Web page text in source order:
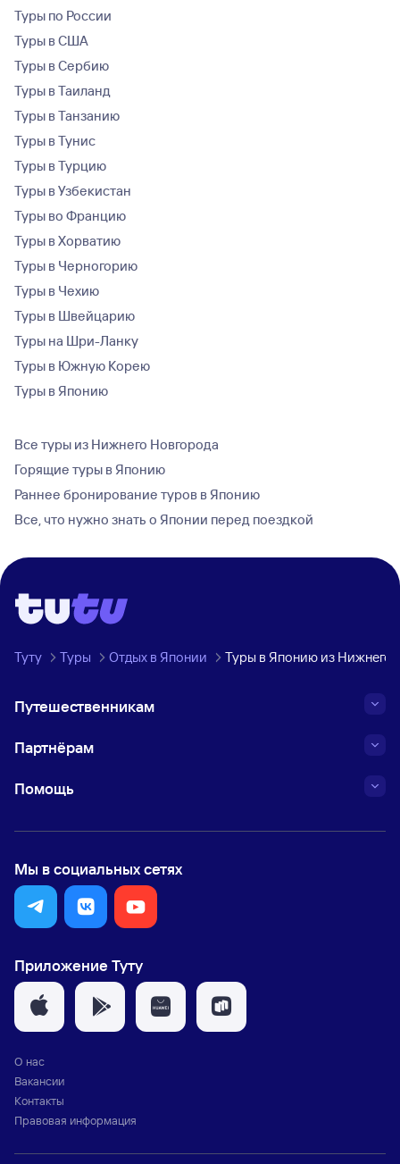
Туры по России
Туры в США
Туры в Сербию
Туры в Таиланд
Туры в Танзанию
Туры в Тунис
Туры в Турцию
Туры в Узбекистан
Туры во Францию
Туры в Хорватию
Туры в Черногорию
Туры в Чехию
Туры в Швейцарию
Туры на Шри-Ланку
Туры в Южную Корею
Туры в Японию
Все туры из Нижнего Новгорода
Горящие туры в Японию
Раннее бронирование туров в Японию
Все, что нужно знать о Японии перед поездкой
Туту Туры Отдых в Японии Туры в Японию из Нижнего
Путешественникам
Партнёрам
Помощь
Мы в социальных сетях
Приложение Туту
О нас
Вакансии
Контакты
Правовая информация